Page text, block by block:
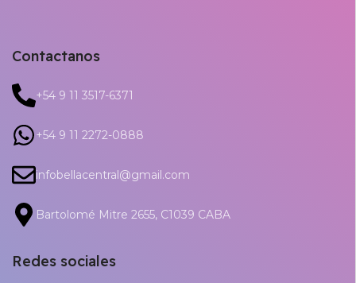
Contactanos
+54 9 11 3517-6371
+54 9 11 2272-0888
infobellacentral@gmail.com
Bartolomé Mitre 2655, C1039 CABA
Redes sociales